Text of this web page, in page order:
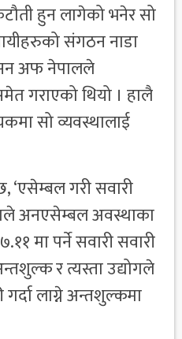
हुन लागेको भनेर सो
संगठन नाडा
अफ नेपालले
गराएको थियो । हालै
सो व्यवस्थालाई
गरी सवारी
अनएसेम्बल अवस्थाका
मा पर्ने सवारी सवारी
र त्यस्ता उद्योगले
गर्दा लाग्ने अन्तशुल्कमा